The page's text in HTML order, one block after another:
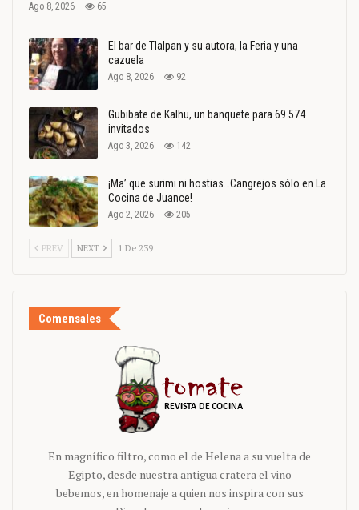
Ago 8, 2026 65
El bar de Tlalpan y su autora, la Feria y una
cazuela
Ago 8, 2026 92
Gubibate de Kalhu, un banquete para 69.574
invitados
Ago 3, 2026 142
¡Ma’ que surimi ni hostias…Cangrejos sólo en La
Cocina de Juance!
Ago 2, 2026 205
PREV NEXT 1 De 239
Comensales
En magnífico filtro, como el de Helena a su vuelta de
Egipto, desde nuestra antigua cratera el vino
bebemos, en homenaje a quien nos inspira con sus